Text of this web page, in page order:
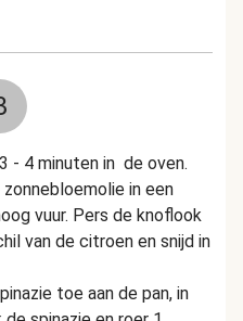
- 4 minuten in de oven.
in een
vuur. Pers de knoflook
van de citroen en snijd in
toe aan de pan, in